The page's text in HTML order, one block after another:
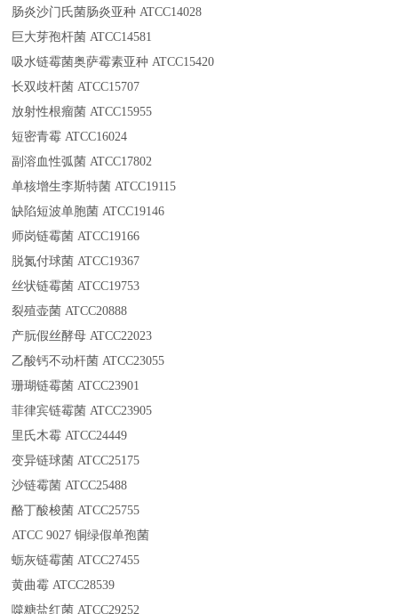
肠炎沙门氏菌肠炎亚种 ATCC14028
巨大芽孢杆菌 ATCC14581
吸水链霉菌奥萨霉素亚种 ATCC15420
长双歧杆菌 ATCC15707
放射性根瘤菌 ATCC15955
短密青霉 ATCC16024
副溶血性弧菌 ATCC17802
单核增生李斯特菌 ATCC19115
缺陷短波单胞菌 ATCC19146
师岗链霉菌 ATCC19166
脱氮付球菌 ATCC19367
丝状链霉菌 ATCC19753
裂殖壶菌 ATCC20888
产朊假丝酵母 ATCC22023
乙酸钙不动杆菌 ATCC23055
珊瑚链霉菌 ATCC23901
菲律宾链霉菌 ATCC23905
里氏木霉 ATCC24449
变异链球菌 ATCC25175
沙链霉菌 ATCC25488
酪丁酸梭菌 ATCC25755
ATCC 9027 铜绿假单孢菌
蛎灰链霉菌 ATCC27455
黄曲霉 ATCC28539
噬糖盐红菌 ATCC29252